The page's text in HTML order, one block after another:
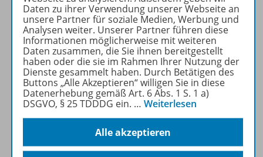
Daten zu ihrer Verwendung unserer Webseite an
unsere Partner für soziale Medien, Werbung und
Analysen weiter. Unserer Partner führen diese
Informationen möglicherweise mit weiteren
Daten zusammen, die Sie ihnen bereitgestellt
haben oder die sie im Rahmen Ihrer Nutzung der
Dienste gesammelt haben. Durch Betätigen des
Buttons „Alle Akzeptieren“ willigen Sie in diese
Datenerhebung gemäß Art. 6 Abs. 1 S. 1 a)
DSGVO, § 25 TDDDG ein. … Weiterlesen
Alle akzeptieren